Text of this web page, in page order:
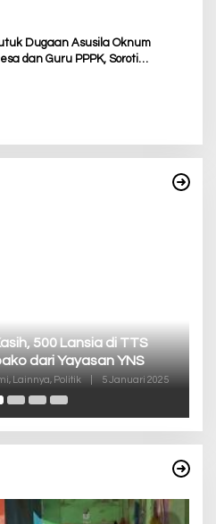
Dugaan Asusila Oknum
dan Guru PPPK, Soroti
Pemkab TTS
500 Lansia di TTS
dari Yayasan YNS
Lainnya, Politik 5 Januari 2025